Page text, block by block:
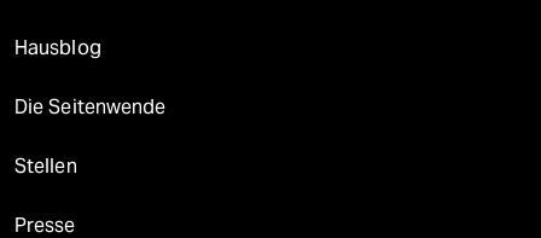
Hausblog
Die Seitenwende
Stellen
Presse